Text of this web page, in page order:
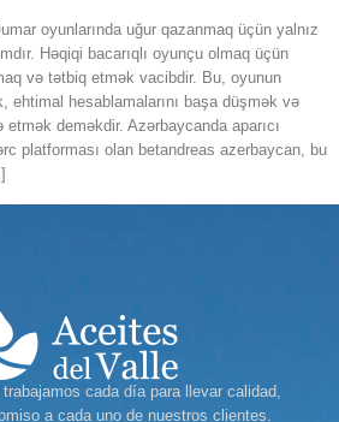
oyunlarında uğur qazanmaq üçün yalnız
Həqiqi bacarıqlı oyunçu olmaq üçün
və tətbiq etmək vacibdir. Bu, oyunun
ehtimal hesablamalarını başa düşmək və
deməkdir. Azərbaycanda aparıcı
platforması olan betandreas azerbaycan, bu
cada día para llevar calidad,
a cada uno de nuestros clientes.